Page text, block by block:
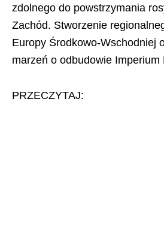
zdolnego do powstrzymania
Zachód. Stworzenie
Europy Środkowo-Wschodniej
marzeń o odbudowie Imperium
PRZECZYTAJ: